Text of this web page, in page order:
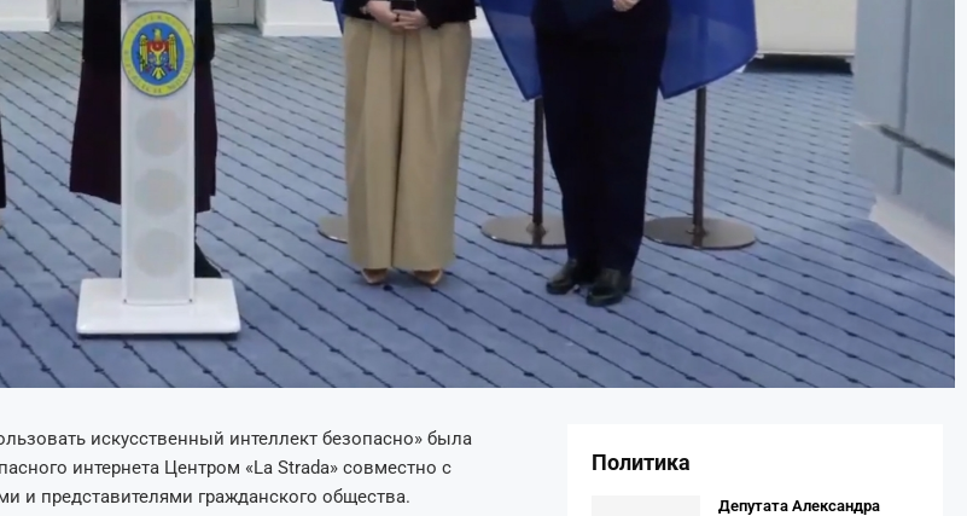
искусственный интеллект безопасно» была
интернета Центром «La Strada» совместно с
и представителями гражданского общества.
Политика
Депутата Александра